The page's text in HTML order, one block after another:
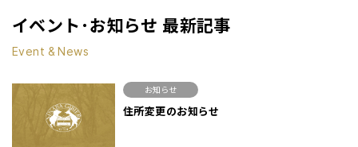
イベント･お知らせ 最新記事
Event & News
お知らせ
住所変更のお知らせ